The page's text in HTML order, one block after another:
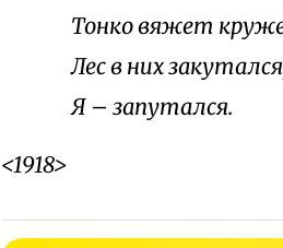
Тонко вяжет
Лес в них
Я – запутался.
<1918>